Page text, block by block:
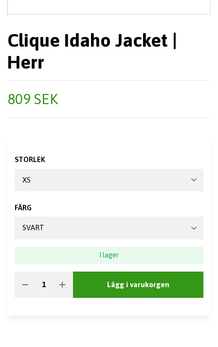
Clique Idaho Jacket |
Herr
809 SEK
STORLEK
FÄRG
I lager
Lägg i varukorgen